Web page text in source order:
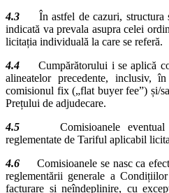
4.3
În astfel de cazuri, structura
indicată va prevala asupra celei
licitația individuală la care se referă.
4.4
Cumpărătorului i se aplică
alineatelor precedente, inclusiv,
comisionul fix („flat buyer fee”) și/
Prețului de adjudecare.
4.5
Comisioanele
reglementate de Tariful aplicabil
4.6
Comisioanele se nasc ca
reglementării generale a
facturare și neîndeplinire, cu